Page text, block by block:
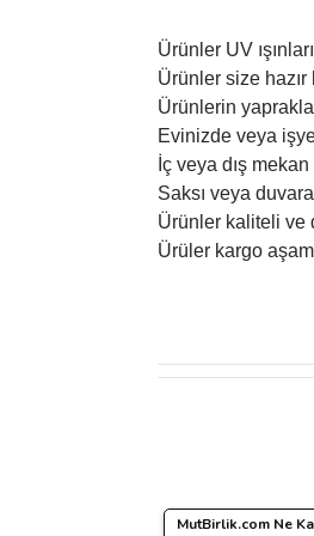
Ürünler UV
Ürünler size
Ürünlerin
Evinizde veya
İç veya dış
Saksı veya
Ürünler kaliteli ve
Ürüler kargo
Bu ürünün fiyat
Ürün resmi
MutBirlik.com Ne